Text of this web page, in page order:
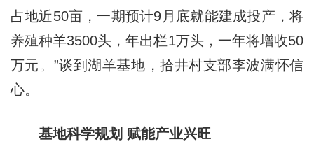
占地近50亩，一期预计9月底就能建成投产，将
养殖种羊3500头，年出栏1万头，一年将增收50
万元。”谈到湖羊基地，拾井村支部李波满怀信
心。
基地科学规划 赋能产业兴旺